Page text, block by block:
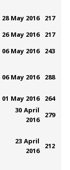
28 May 2016 217
26 May 2016 217
06 May 2016 243
06 May 2016 288
01 May 2016 264
30 April
2016 279
23 April
2016 212